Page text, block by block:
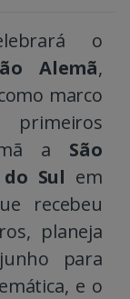
o
Alemã,
marco
primeiros
a São
Sul em
recebeu
planeja
para
e o